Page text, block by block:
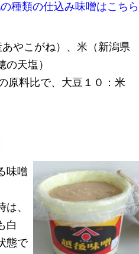
種類の仕込み味噌はこちら
やこがね）、米（新潟県
天塩）
原料比で、大豆１０：米
味噌
、
白
態で